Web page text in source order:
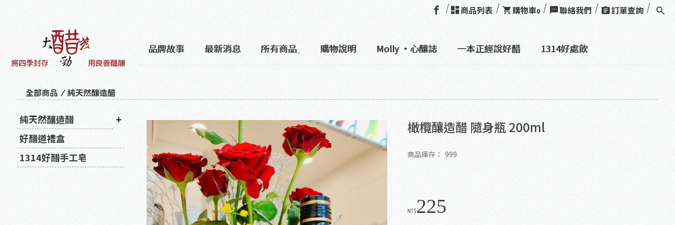
商品列表 購物車0 聯絡我們 訂單查詢
品牌故事 最新消息 所有商品 購物說明 Molly •心釀誌 一本正經說好醋 1314好處飲
全部商品 純天然釀造醋
純天然釀造醋
好醋道禮盒
1314好醋手工皂
橄欖釀造醋 隨身瓶 200ml
商品庫存： 999
NT$225